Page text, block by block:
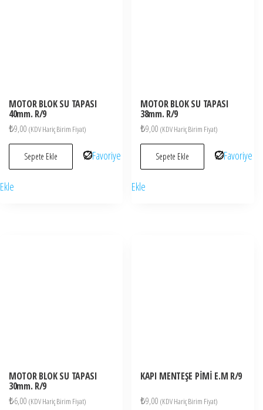
MOTOR BLOK SU TAPASI
40mm. R/9
₺9,00 (KDV Hariç Birim Fiyat)
Sepete Ekle Favoriye
Ekle
MOTOR BLOK SU TAPASI
38mm. R/9
₺9,00 (KDV Hariç Birim Fiyat)
Sepete Ekle Favoriye
Ekle
MOTOR BLOK SU TAPASI
30mm. R/9
₺6,00 (KDV Hariç Birim Fiyat)
KAPI MENTEŞE PİMİ E.M R/9
₺9,00 (KDV Hariç Birim Fiyat)